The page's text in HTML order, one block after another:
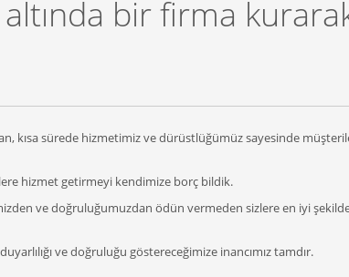
bir firma
kısa sürede hizmetimiz ve dürüstlüğümüz sayesinde
hizmet getirmeyi kendimize borç bildik.
ve doğruluğumuzdan ödün vermeden sizlere en iyi
ve doğruluğu göstereceğimize inancımız tamdır.